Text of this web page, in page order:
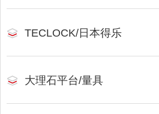
TECLOCK/日本得乐
大理石平台/量具